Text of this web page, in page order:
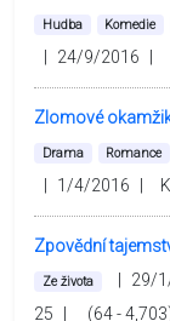
Hudba Komedie
24/9/2016
Zlomové
Drama Romance
1/4/2016
Zpovědní
Ze života 29/
25
(64 -